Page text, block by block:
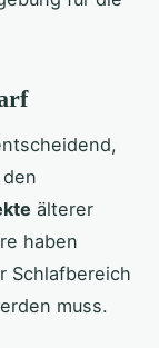
älterer
haben
Schlafbereich
muss.